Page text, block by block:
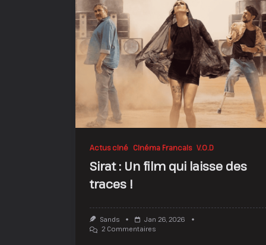
Actus ciné Cinéma Francais V.O.D
Sirat : Un film qui laisse des
traces !
Sands
Jan 26, 2026
2 CommentairesSur